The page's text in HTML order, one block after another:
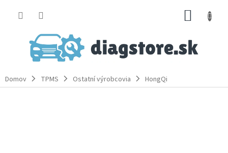
Domov TPMS Ostatní výrobcovia HongQi